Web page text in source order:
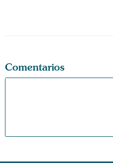
Comentarios